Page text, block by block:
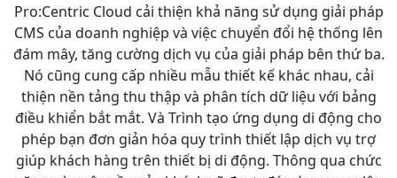
Pro:Centric Cloud cải thiện khả năng sử dụng giải pháp
CMS của doanh nghiệp và việc chuyển đổi hệ thống lên
đám mây, tăng cường dịch vụ của giải pháp bên thứ ba.
Nó cũng cung cấp nhiều mẫu thiết kế khác nhau, cải
thiện nền tảng thu thập và phân tích dữ liệu với bảng
điều khiển bắt mắt. Và Trình tạo ứng dụng di động cho
phép bạn đơn giản hóa quy trình thiết lập dịch vụ trợ
giúp khách hàng trên thiết bị di động. Thông qua chức